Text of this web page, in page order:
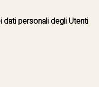
personali degli Utenti